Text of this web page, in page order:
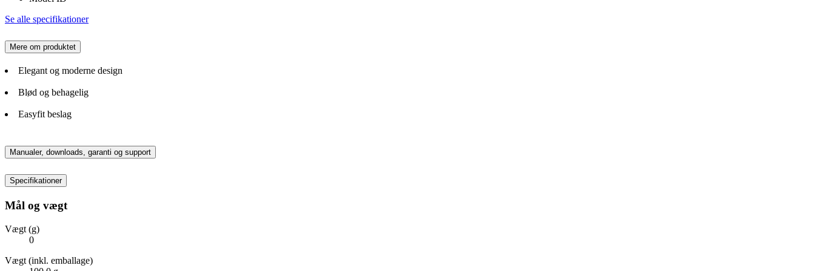
Se alle specifikationer
Mere om produktet
Elegant og moderne design
Blød og behagelig
Easyfit beslag
Manualer, downloads, garanti og support
Specifikationer
Mål og vægt
Vægt (g)
0
Vægt (inkl. emballage)